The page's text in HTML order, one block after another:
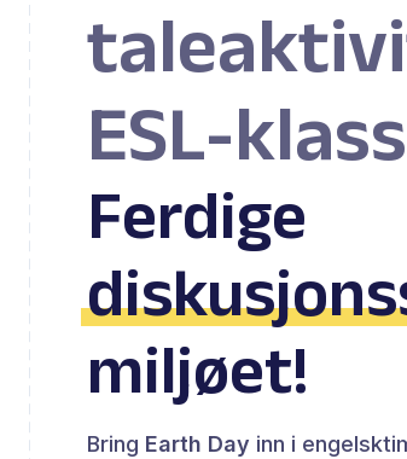
ESL-
Ferdige
miljøet!
Bring Earth Day inn i